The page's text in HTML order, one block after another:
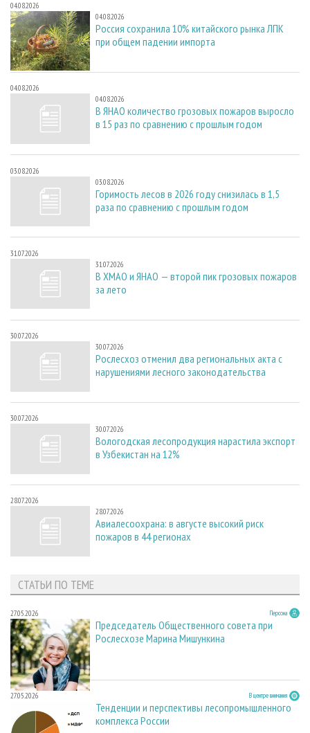
04.08.2026
04.08.2026
Россия сохранила 10% китайского рынка ЛПК
при общем падении импорта
04.08.2026
04.08.2026
В ЯНАО количество грозовых пожаров выросло
в 15 раз по сравнению с прошлым годом
03.08.2026
03.08.2026
Горимость лесов в 2026 году снизилась в 1,5
раза по сравнению с прошлым годом
31.07.2026
31.07.2026
В ХМАО и ЯНАО — второй пик грозовых пожаров
за лето
30.07.2026
30.07.2026
Рослесхоз отменил два региональных акта с
нарушениями лесного законодательства
30.07.2026
30.07.2026
Вологодская лесопродукция нарастила экспорт
в Узбекистан на 12%
28.07.2026
28.07.2026
Авиалесоохрана: в августе высокий риск
пожаров в 44 регионах
СТАТЬИ ПО ТЕМЕ
27.05.2026 Персона
Председатель Общественного совета при
Рослесхозе Марина Мишункина
27.05.2026 В центре внимания
Тенденции и перспективы лесопромышленного
комплекса России